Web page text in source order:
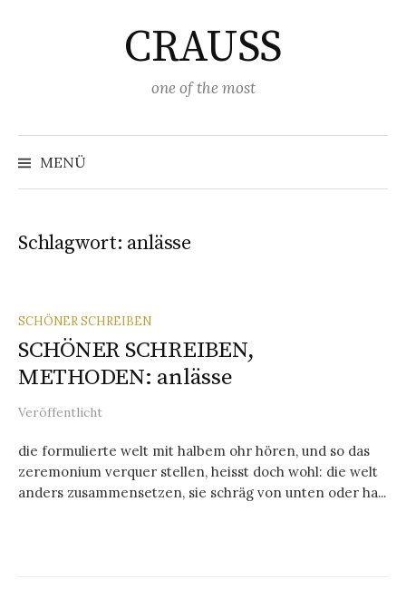
CRAUSS
one of the most
MENÜ
Suchen
Schlagwort: anlässe
SCHÖNER SCHREIBEN
SCHÖNER SCHREIBEN,
METHODEN: anlässe
Veröffentlicht
die formulierte welt mit halbem ohr hören, und so das
zeremonium verquer stellen, heisst doch wohl: die welt
anders zusammensetzen, sie schräg von unten oder ha...